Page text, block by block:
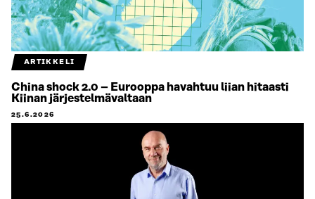
ARTIKKELI
China shock 2.0 – Eurooppa havahtuu liian hitaasti
Kiinan järjestelmävaltaan
25.6.2026